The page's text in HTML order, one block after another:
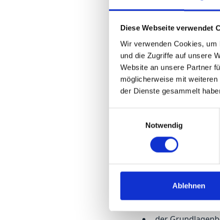
Diese Webseite verwendet
Wir verwenden Cookies,
und die Zugriffe auf unsere
Website an unsere Partner
möglicherweise mit
der Dienste gesammelt
Notwendig
Ablehnen
Die Mutter ist
medizinischen Dienst
häuslichen Umfeld
ein. Angaben zum
2025 reichte die
beantragte die
Pflegepauschbetrages.
Bedeutung ist.
Gewährung eines
Festsetzungsfrist
getroffenen